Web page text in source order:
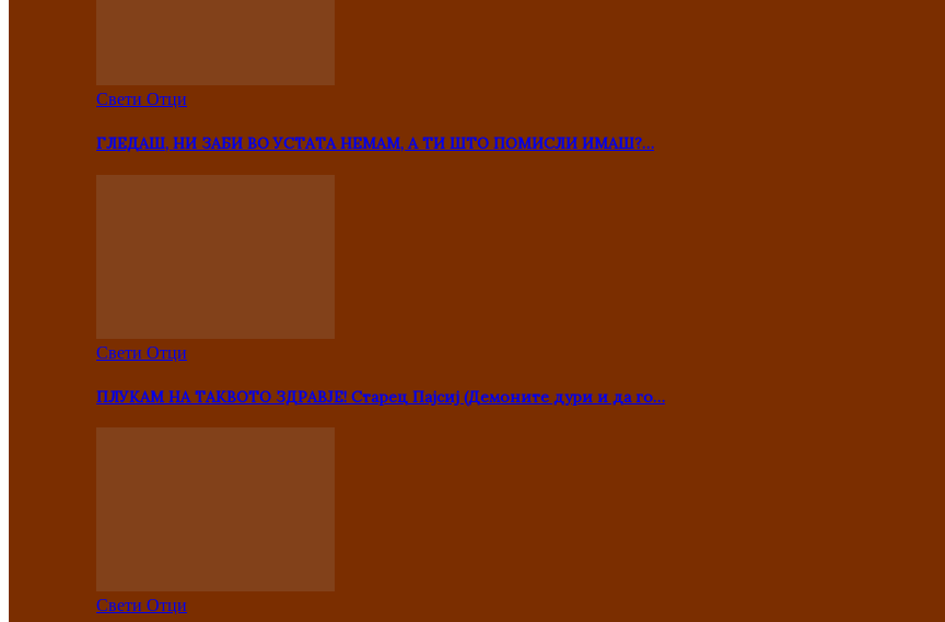
Свети Отци
ГЛЕДАШ, НИ ЗАБИ ВО УСТАТА НЕМАМ, А ТИ ШТО ПОМИСЛИ ИМАШ?…
Свети Отци
ПЛУКАМ НА ТАКВОТО ЗДРАВЈЕ! Старец Пајсиј (Демоните дури и да го…
Свети Отци